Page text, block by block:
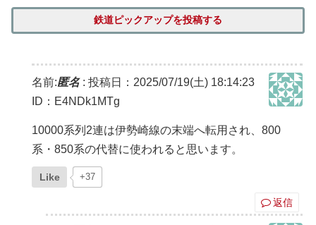
鉄道ピックアップを投稿する
名前:匿名: 投稿日：2025/07/19(土) 18:14:23
ID：E4NDk1MTg
10000系列2連は伊勢崎線の末端へ転用され、800
系・850系の代替に使われると思います。
Like +37
返信